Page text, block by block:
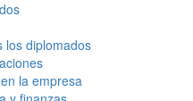
los diplomados
la empresa